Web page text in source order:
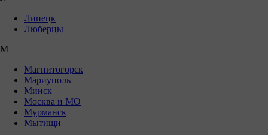
Липецк
Люберцы
М
Магнитогорск
Мариуполь
Минск
Москва и МО
Мурманск
Мытищи